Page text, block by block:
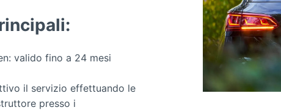
valido fino a 24 mesi
il servizio effettuando le
presso i